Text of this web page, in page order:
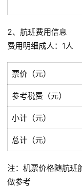
2、航班费用信息
费用明细成人：1人
票价（元）
参考税费（元）
小计（元）
总计（元）
注：机票价格随航班
做参考